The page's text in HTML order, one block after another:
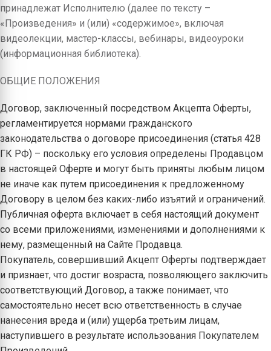
принадлежат Исполнителю (далее по тексту –
«Произведения» и (или) «содержимое», включая
видеолекции, мастер-классы, вебинары, видеоуроки
(информационная библиотека).
ОБЩИЕ ПОЛОЖЕНИЯ
Договор, заключенный посредством Акцепта Оферты,
регламентируется нормами гражданского
законодательства о договоре присоединения (статья 428
ГК РФ) – поскольку его условия определены Продавцом
в настоящей Оферте и могут быть приняты любым лицом
не иначе как путем присоединения к предложенному
Договору в целом без каких-либо изъятий и ограничений.
Публичная оферта включает в себя настоящий документ
со всеми приложениями, изменениями и дополнениями к
нему, размещенный на Сайте Продавца.
Покупатель, совершивший Акцепт Оферты подтверждает
и признает, что достиг возраста, позволяющего заключить
соответствующий Договор, а также понимает, что
самостоятельно несет всю ответственность в случае
нанесения вреда и (или) ущерба третьим лицам,
наступившего в результате использования Покупателем